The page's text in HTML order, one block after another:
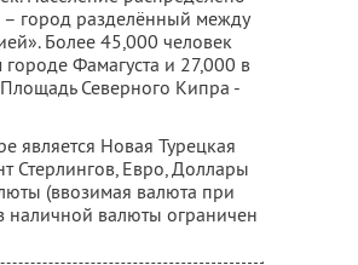
город разделённый между
Более 45,000 человек
Фамагуста и 27,000 в
Северного Кипра -
является Новая Турецкая
Стерлингов, Евро, Доллары
(ввозимая валюта при
наличной валюты ограничен